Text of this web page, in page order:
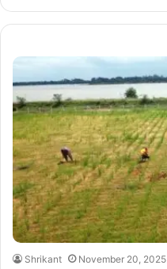
Shrikant November 20, 2025